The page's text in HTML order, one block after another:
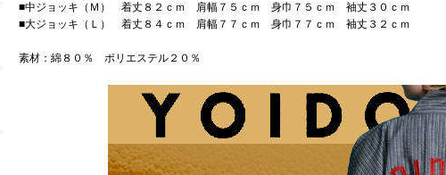
■中ジョッキ（Ｍ） 着丈８２ｃｍ 肩幅７５ｃｍ 身巾７５ｃｍ 袖丈３０ｃｍ
■大ジョッキ（Ｌ） 着丈８４ｃｍ 肩幅７７ｃｍ 身巾７７ｃｍ 袖丈３２ｃｍ
素材：綿８０％ ポリエステル２０％